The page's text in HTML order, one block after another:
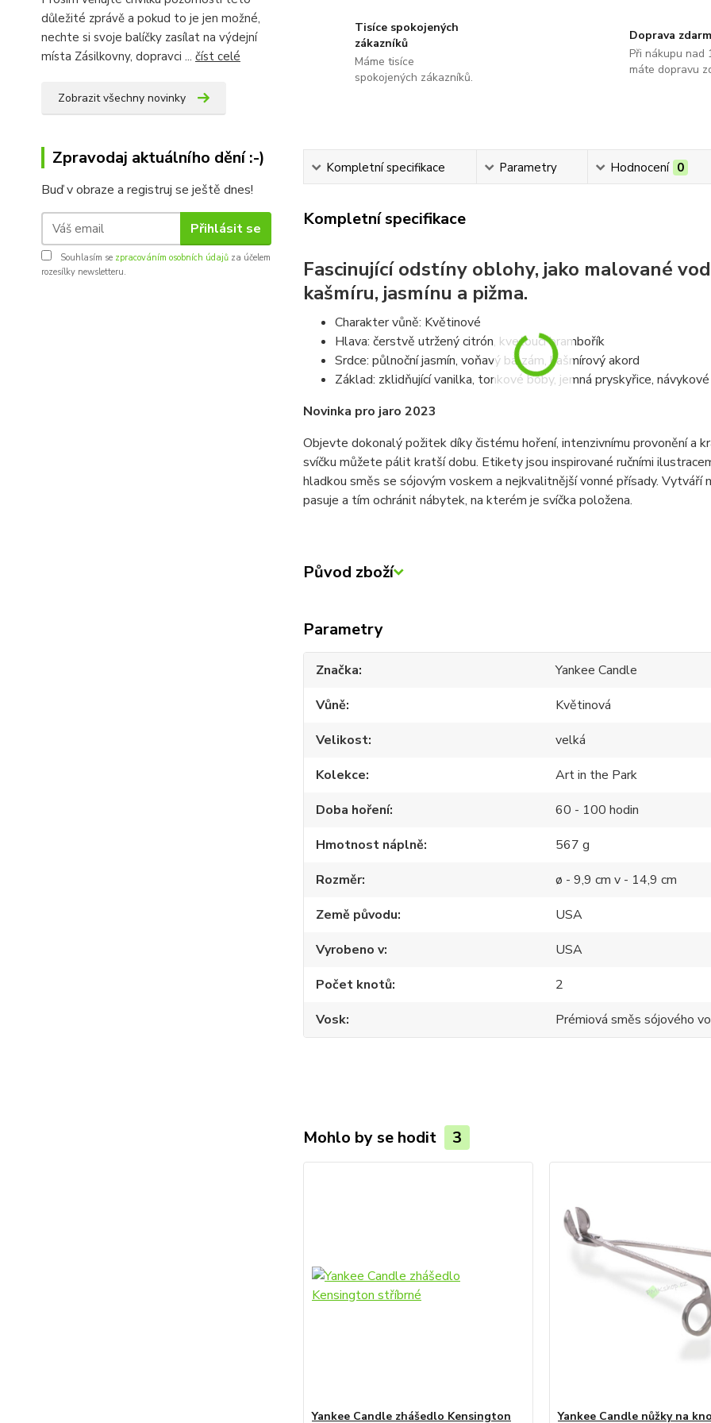
důležité zprávě a pokud to je jen možné,
nechte si svoje balíčky zasílat na výdejní
místa Zásilkovny, dopravci ... číst celé
Zobrazit všechny novinky
Zpravodaj aktuálního dění :-)
Buď v obraze a registruj se ještě dnes!
Přihlásit se
Souhlasím se zpracováním osobních údajů za účelem
rozesílky newsletteru.
Tisíce spokojených
zákazníků
Máme tisíce
spokojených zákazníků.
Doprava
Při nákupu nad
máte dopravu
Kompletní specifikace Parametry Hodnocení 0
Kompletní specifikace
Fascinující odstíny oblohy, jako malované
kašmíru, jasmínu a pižma.
Charakter vůně: Květinové
Hlava: čerstvě utržený citrón, kvetoucí brambořík
Srdce: půlnoční jasmín, voňavý balzám, kašmírový akord
Základ: zklidňující vanilka, tonkové boby, jemná pryskyřice,
Novinka pro jaro 2023
Objevte dokonalý požitek díky čistému hoření, intenzivnímu provonění a
svíčku můžete pálit kratší dobu. Etikety jsou inspirované ručními
hladkou směs se sójovým voskem a nejkvalitnější vonné přísady.
pasuje a tím ochránit nábytek, na kterém je svíčka položena.
Původ zboží
Parametry
Značka
Yankee Candle
Vůně
Květinová
Velikost
velká
Kolekce
Art in the Park
Doba hoření
60 - 100 hodin
Hmotnost náplně
567 g
Rozměr
ø - 9,9 cm v - 14,9 cm
Země původu
USA
Vyrobeno v
USA
Počet knotů
2
Vosk
Prémiová směs sójového
Mohlo by se hodit 3
Yankee Candle zhášedlo Kensington Yankee Candle nůžky na